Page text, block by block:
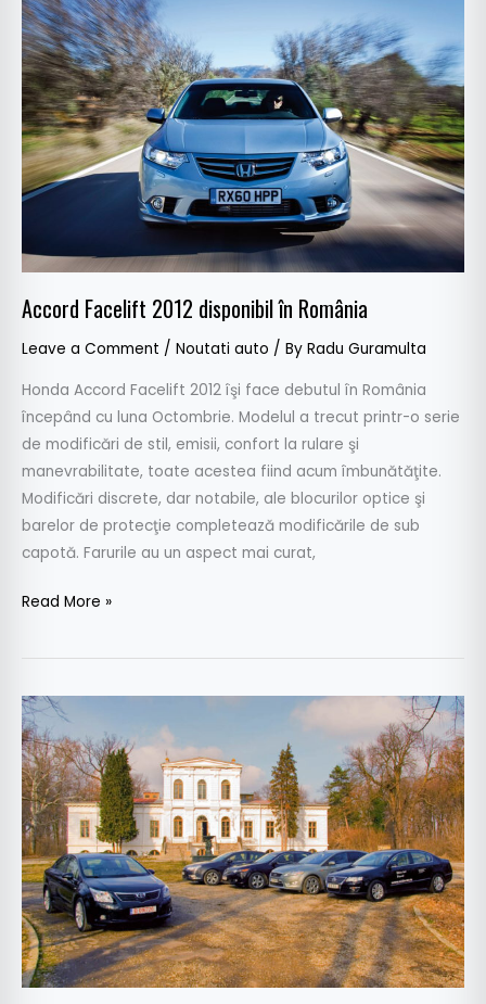
Accord Facelift 2012 disponibil în România
Leave a Comment / Noutati auto / By Radu Guramulta
Honda Accord Facelift 2012 îşi face debutul în România
începând cu luna Octombrie. Modelul a trecut printr-o serie
de modificări de stil, emisii, confort la rulare şi
manevrabilitate, toate acestea fiind acum îmbunătăţite.
Modificări discrete, dar notabile, ale blocurilor optice şi
barelor de protecţie completează modificările de sub
capotă. Farurile au un aspect mai curat,
Facelift
2012
disponibil
în
România
Read More »
Test
comparativ:
Toyota
Avensis
vs.
C5
vs.
Accord
vs.
Mondeo
vs.